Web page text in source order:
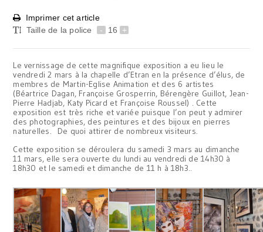
Imprimer cet article
Taille de la police
- 16 +
Le vernissage de cette magnifique exposition a eu lieu le
vendredi 2 mars à la chapelle d’Etran en la présence d’élus, de
membres de Martin-Eglise Animation et des 6 artistes
(Béartrice Dagan, Françoise Grosperrin, Bérengère Guillot, Jean-
Pierre Hadjab, Katy Picard et Françoise Roussel) . Cette
exposition est très riche et variée puisque l’on peut y admirer
des photographies, des peintures et des bijoux en pierres
naturelles. De quoi attirer de nombreux visiteurs.
Cette exposition se déroulera du samedi 3 mars au dimanche
11 mars, elle sera ouverte du lundi au vendredi de 14h30 à
18h30 et le samedi et dimanche de 11 h à 18h3..